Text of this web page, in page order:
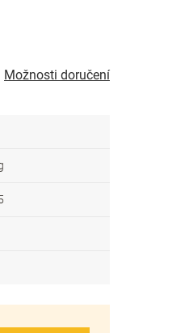
Možnosti doručení